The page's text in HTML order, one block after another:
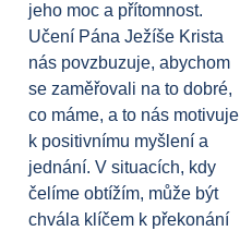
jeho moc a přítomnost.
Učení Pána Ježíše Krista
nás povzbuzuje, abychom
se zaměřovali na to dobré,
co máme, a to nás motivuje
k positivnímu myšlení a
jednání. V situacích, kdy
čelíme obtížím, může být
chvála klíčem k překonání